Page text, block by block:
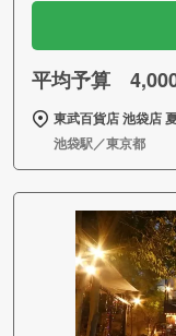
平均予算
東武百貨店 池袋店
池袋駅／東京都